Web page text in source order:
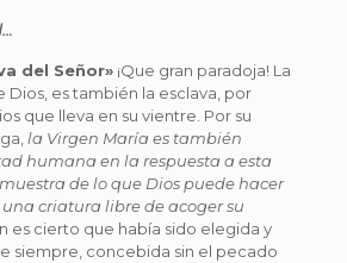
del Señor» ¡Que gran paradoja! La
Dios, es también la esclava, por
que lleva en su vientre. Por su
la Virgen María es también
humana en la respuesta a esta
de lo que Dios puede hacer
criatura libre de acoger su
es cierto que había sido elegida y
siempre, concebida sin el pecado